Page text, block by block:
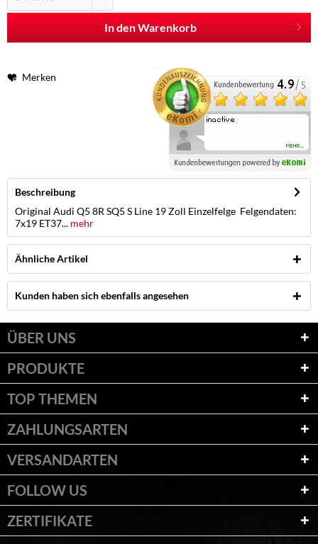
In den Warenkorb
Merken
Beschreibung
Original Audi Q5 8R SQ5 S Line 19 Zoll Einzelfelge Felgendaten:
7x19 ET37... mehr
Ähnliche Artikel
Kunden haben sich ebenfalls angesehen
ÜBER UNS
PRODUKTE
TOP THEMEN
ZAHLUNGSARTEN
VERSANDARTEN
FOLLOW US
ZERTIFIKATE